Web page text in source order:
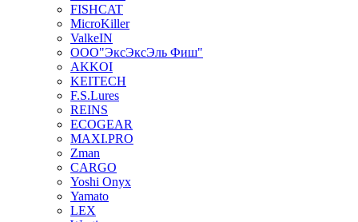
FISHCAT
MicroKiller
ValkeIN
ООО"ЭксЭксЭль Фиш"
AKKOI
KEITECH
F.S.Lures
REINS
ECOGEAR
MAXI.PRO
Zman
CARGO
Yoshi Onyx
Yamato
LEX